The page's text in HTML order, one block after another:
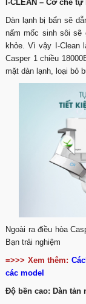
I-CLEAN – Cơ chế
Dàn lạnh bị bẩn sẽ
nấm mốc sinh sôi sẽ
khỏe. Vì vậy I-Clean
Casper 1 chiều
mặt dàn lạnh, loại bỏ
Ngoài ra điều hòa
Bạn trải nghiệm
=>>> Xem thêm:
các model
Độ bền cao: Dàn tản